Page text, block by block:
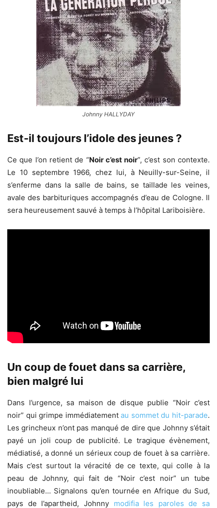
Johnny HALLYDAY
Est-il toujours l’idole des jeunes ?
Ce que l’on retient de “Noir c’est noir”, c’est son contexte.
Le 10 septembre 1966, chez lui, à Neuilly-sur-Seine, il
s’enferme dans la salle de bains, se taillade les veines,
avale des barbituriques accompagnés d’eau de Cologne. Il
sera heureusement sauvé à temps à l’hôpital Lariboisière.
Un coup de fouet dans sa carrière,
bien malgré lui
Dans l’urgence, sa maison de disque publie “Noir c’est
noir” qui grimpe immédiatementau sommet du hit-parade.
Les grincheux n’ont pas manqué de dire que Johnny s’était
payé un joli coup de publicité. Le tragique évènement,
médiatisé, a donné un sérieux coup de fouet à sa carrière.
Mais c’est surtout la véracité de ce texte, qui colle à la
peau de Johnny, qui fait de “Noir c’est noir” un tube
inoubliable… Signalons qu’en tournée en Afrique du Sud,
pays de l’apartheid, Johnny modifia les paroles de sa